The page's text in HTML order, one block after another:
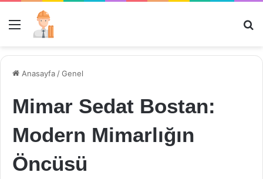
Menü
Anasayfa /Genel
Mimar Sedat Bostan:
Modern Mimarlığın
Öncüsü